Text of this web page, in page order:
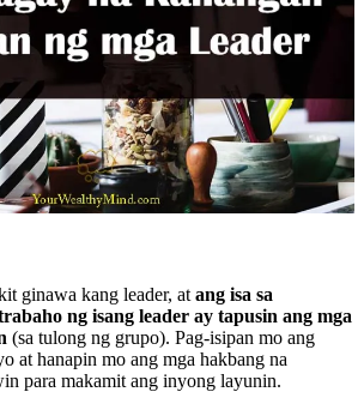
ginawa kang leader, atang isa sa
ng isang leader ay tapusin ang mga
(sa tulong ng grupo). Pag-isipan mo ang
at hanapin mo ang mga hakbang na
para makamit ang inyong layunin.